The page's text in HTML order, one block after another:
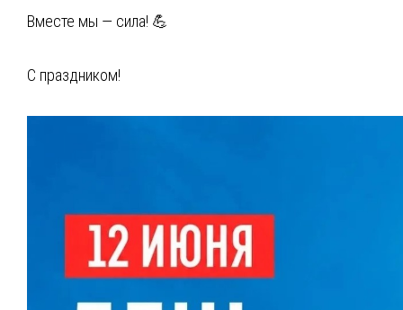
Вместе мы — сила! 💪
С праздником!